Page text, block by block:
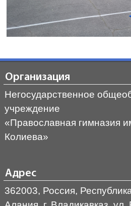
Организация
Негосударственное
учреждение
«Православная гимназия
Колиева»
Адрес
362003, Россия,